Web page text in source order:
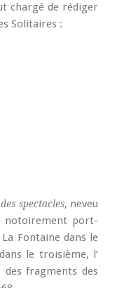
chargé de rédiger
Solitaires :
spectacles, neveu
notoirement port-
Fontaine dans le
le troisième, l’
fragments des